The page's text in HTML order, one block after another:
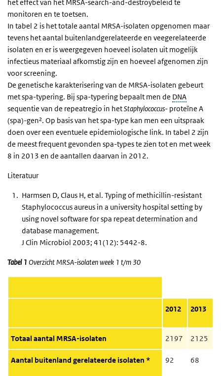
het effect van het MRSA-search-and-destroybeleid te
monitoren en te toetsen.
In tabel 2 is het totale aantal MRSA-isolaten opgenomen maar
tevens het aantal buitenlandgerelateerde en veegerelateerde
isolaten en er is weergegeven hoeveel isolaten uit mogelijk
infectieus materiaal afkomstig zijn en hoeveel afgenomen zijn
voor screening.
De genetische karakterisering van de MRSA-isolaten gebeurt
met spa-typering. Bij spa-typering bepaalt men de DNA
sequentie van de repeatregio in hetStaphylococcus- proteïne A
(spa)-gen². Op basis van het spa-type kan men een uitspraak
doen over een eventuele epidemiologische link. In tabel 2 zijn
de meest frequent gevonden spa-types te zien tot en met week
8 in 2013 en de aantallen daarvan in 2012.
Literatuur
Harmsen D, Claus H, et al. Typing of methicillin-resistant
Staphylococcus aureus in a university hospital setting by
using novel software forspa repeat determination and
database management.
J Clin Microbiol 2003; 41(12): 5442-8.
Tabel 1 Overzicht MRSA-isolaten week 1 t/m 30
2012 2013
Totaal aantal MRSA-isolaten 2197 2125
Aantal buitenland gerelateerde isolaten * 92 68